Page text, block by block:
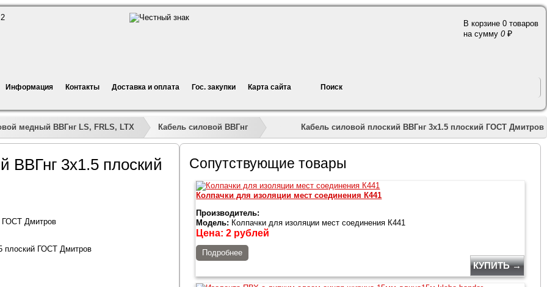
В корзине 0 товаров
на сумму 0
Информация Контакты Доставка и оплата Гос. закупки Карта сайта Поиск
»»
медный ВВГнг LS, FRLS, LTX Кабель силовой ВВГнг Кабель силовой плоский ВВГнг 3х1.5 плоский ГОСТ Дмитров
ВВГнг 3х1.5 плоский
ГОСТ Дмитров
плоский ГОСТ Дмитров
Сопутствующие товары
Колпачки для изоляции мест соединения К441
Производитель:
Модель: Колпачки для изоляции мест соединения К441
Цена:2 рублей
Подробнее
КУПИТЬ →